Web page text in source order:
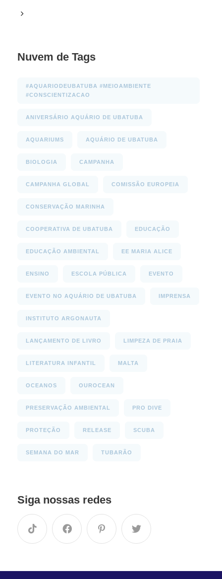
Nuvem de Tags
#AQUARIODEUBATUBA #MEIOAMBIENTE
#CONSCIENTIZACAO
ANIVERSÁRIO AQUÁRIO DE UBATUBA
AQUARIUMS AQUÁRIO DE UBATUBA
BIOLOGIA CAMPANHA
CAMPANHA GLOBAL COMISSÃO EUROPEIA
CONSERVAÇÃO MARINHA
COOPERATIVA DE UBATUBA EDUCAÇÃO
EDUCAÇÃO AMBIENTAL EE MARIA ALICE
ENSINO ESCOLA PÚBLICA EVENTO
EVENTO NO AQUÁRIO DE UBATUBA IMPRENSA
INSTITUTO ARGONAUTA
LANÇAMENTO DE LIVRO LIMPEZA DE PRAIA
LITERATURA INFANTIL MALTA
OCEANOS OUROCEAN
PRESERVAÇÃO AMBIENTAL PRO DIVE
PROTEÇÃO RELEASE SCUBA
SEMANA DO MAR TUBARÃO
Siga nossas redes